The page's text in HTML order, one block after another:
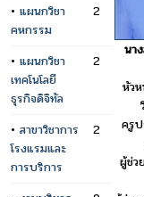
• แผนกวิชา
คหกรรม
2
• แผนกวิชา
เทคโนโลยี
ธุรกิจดิจิทัล
2
• สาขาวิชาการ
โรงแรมและ
การบริการ
2
นา
หัว
ครู
ผู้ช่ว